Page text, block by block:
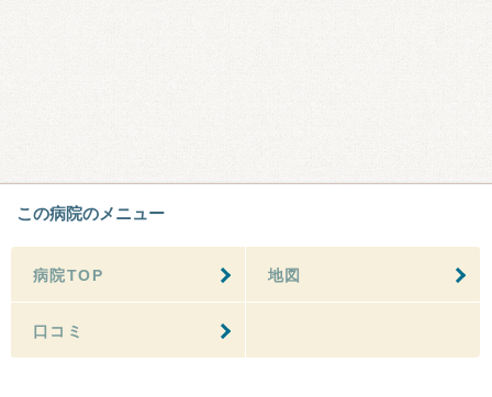
この病院のメニュー
病院TOP 地図
口コミ